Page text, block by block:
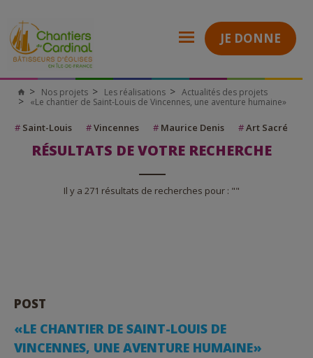
JE DONNE
Nos projets Les réalisations
Actualités des projets
«Le chantier de Saint-Louis de Vincennes, une aventure humaine»
# Saint-Louis #Vincennes # Maurice Denis #Art Sacré
RÉSULTATS DE VOTRE RECHERCHE
Il y a 271 résultats de recherches pour : ""
POST
«LE CHANTIER DE SAINT-LOUIS DE
VINCENNES, UNE AVENTURE HUMAINE»